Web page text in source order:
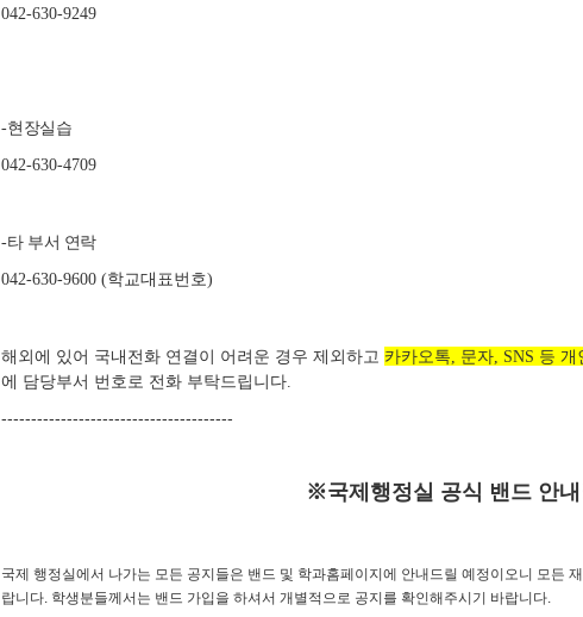
042-630-9249
-현장실습
042-630-4709
-타 부서 연락
042-630-9600 (학교대표번호)
해외에 있어 국내전화 연결이 어려운 경우 제외하고 카카오톡 문자 , SNS 등 개
에 담당부서 번호로 전화 부탁드립니다
---------------------------------------
※국제행정실 공식 밴드 안
국제 행정실에서 나가는 모든 공지들은 밴드 및 학과홈페이지에 안내드릴 예정이오니 모든
랍니다. 학생분들께서는 밴드 가입을 하셔서 개별적으로 공지를 확인해주시기 바랍니다.